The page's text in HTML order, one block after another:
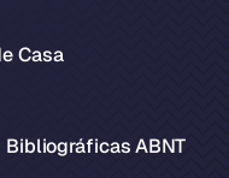
Casa
Bibliográficas ABNT